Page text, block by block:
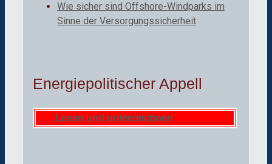
Wie sicher sind Offshore-Windparks im
Sinne der Versorgungssicherheit
Energiepolitischer Appell
Lesen und unterzeichnen